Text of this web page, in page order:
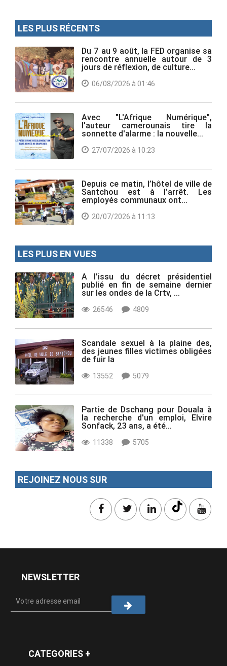
LES PLUS RÉCENTS
Du 7 au 9 août, la FED organise sa
rencontre annuelle autour de 3
jours de réflexion, de culture...
06/08/2026 à 01:46
Avec "L'Afrique Numérique",
l'auteur camerounais tire la
sonnette d'alarme : la nouvelle...
27/07/2026 à 10:23
Depuis ce matin, l’hôtel de ville de
Santchou est à l’arrêt. Les
employés communaux ont...
20/07/2026 à 11:13
LES PLUS EN VUES
A l’issu du décret présidentiel
publié en fin de semaine dernier
sur les ondes de la Crtv, ...
26546 4809
Scandale sexuel à la plaine des,
des jeunes filles victimes obligées
de fuir la
13552 5079
Partie de Dschang pour Douala à
la recherche d'un emploi, Elvire
Sonfack, 23 ans, a été...
11338 5705
REJOINEZ NOUS SUR
NEWSLETTER
CATEGORIES +